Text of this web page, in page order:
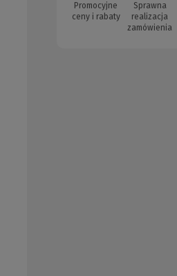
Promocyjne
ceny i rabaty
Sprawna
realizacja
zamówienia